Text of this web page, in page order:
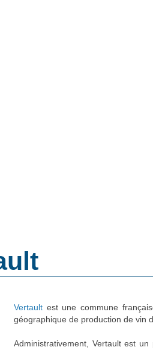
Vertault est une commune
géographique de production de vin
Administrativement, Vertault est